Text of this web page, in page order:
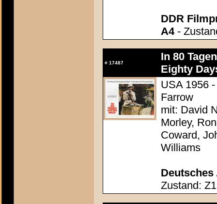
DDR
A4-
# 17487
In 80
Eighty
USA 1956
Farrow
mit: David
Morley,
Coward,
Williams
Deutsches
Zustand: Z1